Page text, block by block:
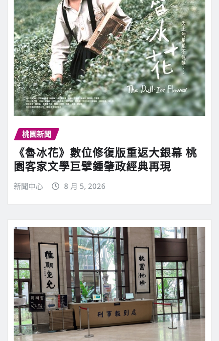
桃園新聞
《魯冰花》數位修復版重返大銀幕 桃
園客家文學巨擘鍾肇政經典再現
新聞中心 8 月 5, 2026